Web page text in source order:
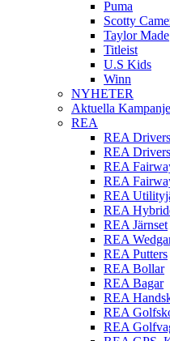
Puma
Scotty
Taylor Made
Titleist
U.S Kids
Winn
NYHETER
Aktuella
REA
REA
REA
REA
REA
REA
REA
REA Järnset
REA
REA Putters
REA Bollar
REA Bagar
REA
REA
REA